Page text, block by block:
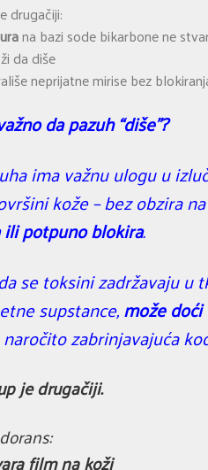
drugačiji:
na bazi sode bikarbone ne
da diše
neprijatne mirise bez
da pazuh “diše”?
ima važnu ulogu u
kože – bez obzira
ili potpuno blokira.
se toksini zadržavaju
supstance,može
zabrinjavajuća
je drugačiji.
film na koži